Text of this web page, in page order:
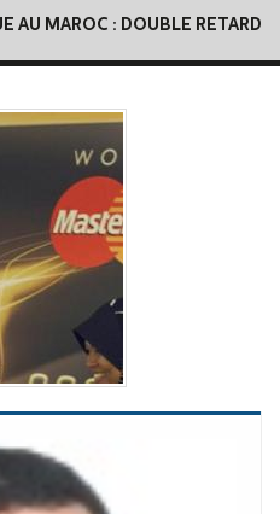
AU MAROC : DOUBLE RETARD